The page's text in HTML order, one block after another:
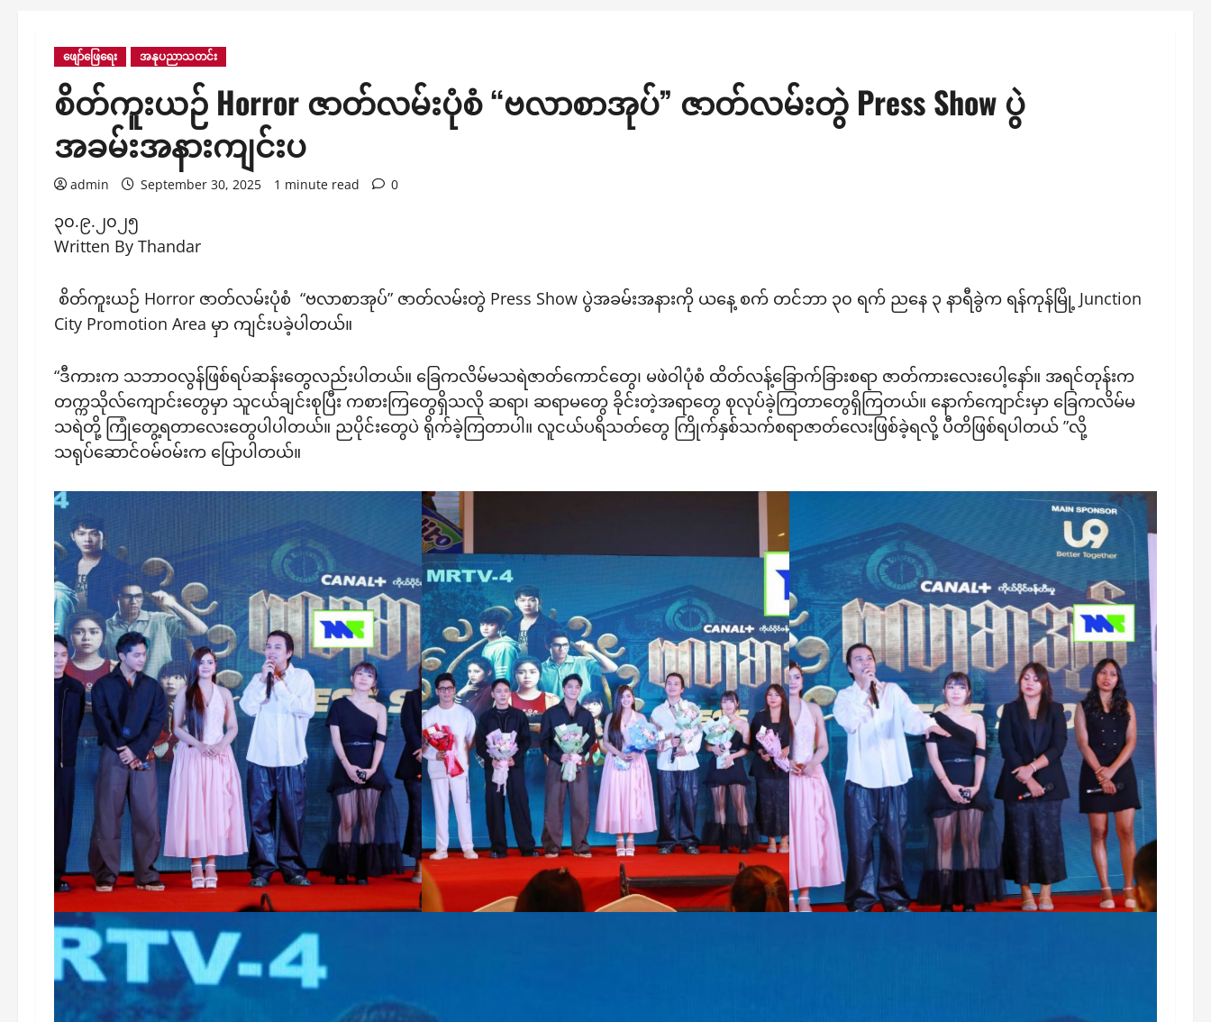
ဖျော်ဖြေရေး အနုပညာသတင်း
စိတ်ကူးယဉ် Horror ဇာတ်လမ်းပုံစံ “ဗလာစာအုပ်” ဇာတ်လမ်းတွဲ Press Show ပွဲ
အခမ်းအနားကျင်းပ
admin September 30, 2025 1 minute read 0
၃၀.၉.၂၀၂၅
Written By Thandar
စိတ်ကူးယဉ် Horror ဇာတ်လမ်းပုံစံ “ဗလာစာအုပ်” ဇာတ်လမ်းတွဲ Press Show ပွဲအခမ်းအနားကို ယနေ့ စက် တင်ဘာ ၃၀ ရက် ညနေ ၃ နာရီခွဲက ရန်ကုန်မြို့ Junction
City Promotion Area မှာ ကျင်းပခဲ့ပါတယ်။
“ဒီကားက သဘာဝလွန်ဖြစ်ရပ်ဆန်းတွေလည်းပါတယ်။ ခြေကလိမ်မသရဲဇာတ်ကောင်တွေ၊ မဖဲဝါပုံစံ ထိတ်လန့်ခြောက်ခြားစရာ ဇာတ်ကားလေးပေါ့နော်။ အရင်တုန်းက
တက္ကသိုလ်ကျောင်းတွေမှာ သူငယ်ချင်းစုပြီး ကစားကြတွေရှိသလို ဆရာ၊ ဆရာမတွေ ခိုင်းတဲ့အရာတွေ စုလုပ်ခဲ့ကြတာတွေရှိကြတယ်။ နောက်ကျောင်းမှာ ခြေကလိမ်မ
သရဲတို့ ကြုံတွေ့ရတာလေးတွေပါပါတယ်။ ညပိုင်းတွေပဲ ရိုက်ခဲ့ကြတာပါ။ လူငယ်ပရိသတ်တွေ ကြိုက်နှစ်သက်စရာဇာတ်လေးဖြစ်ခဲ့ရလို့ ပီတိဖြစ်ရပါတယ် ”လို့
သရုပ်ဆောင်ဝမ်ဝမ်းက ပြောပါတယ်။